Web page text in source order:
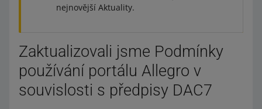
nejnovější Aktuality.
Zaktualizovali jsme Podmínky
používání portálu Allegro v
souvislosti s předpisy DAC7